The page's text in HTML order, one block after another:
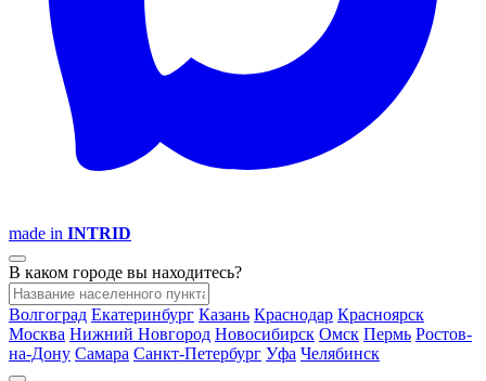
made in INTRID
В каком городе вы находитесь?
Волгоград Екатеринбург Казань Краснодар Красноярск
Москва Нижний Новгород Новосибирск Омск Пермь Ростов-
на-Дону Самара Санкт-Петербург Уфа Челябинск